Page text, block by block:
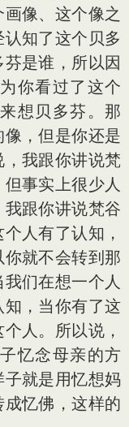
像、这个像之
知了这个贝多
是谁，所以因
你看过了这个
想贝多芬。那
，但是你还是
我跟你讲说梵
事实上很少人
跟你讲说梵谷
人有了认知，
就不会转到那
们在想一个人
，当你有了这
人。所以说，
忆念母亲的方
就是用忆想妈
忆佛，这样的